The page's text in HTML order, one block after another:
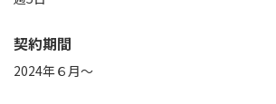
契約期間
2024年６月～